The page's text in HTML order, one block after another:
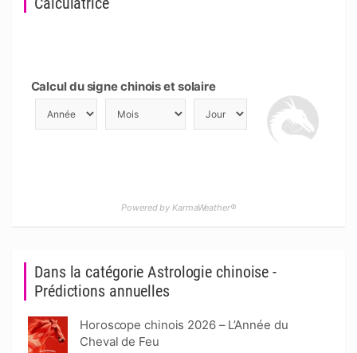
Dans la catégorie Astrologie chinoise -
Prédictions annuelles
Horoscope chinois 2026 – L’Année du
Cheval de Feu
Calcul du signe chinois et solaire
Powered by KarmaWeather®